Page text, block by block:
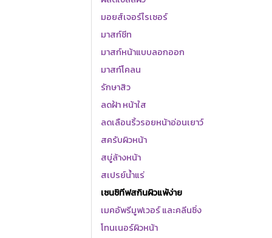
มอยส์เจอร์ไรเซอร์
มาสก์ชีท
มาสก์หน้าแบบลอกออก
มาสก์โคลน
รักษาสิว
ลดฝ้า หน้าใส
ลดเลือนริ้วรอยหน้าอ่อนเยาว์
สครับผิวหน้า
สบู่ล้างหน้า
สเปรย์น้ำแร่
เซนซิทีฟสกินผิวแพ้ง่าย
เมคอัพรีมูฟเวอร์ และคลีนซิ่ง
โทนเนอร์ผิวหน้า